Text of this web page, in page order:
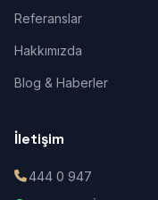
Referanslar
Hakkımızda
Blog & Haberler
İletişim
444 0 947